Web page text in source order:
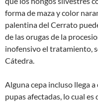
forma de maza y color
palentina del Cerrato
de las orugas de la
inofensivo el tratamiento,
Cátedra.
Alguna cepa incluso llega
pupas afectadas, lo cual